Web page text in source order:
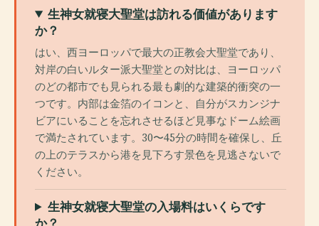
生神女就寝大聖堂は訪れる価値があります
か？
はい、西ヨーロッパで最大の正教会大聖堂であり、
対岸の白いルター派大聖堂との対比は、ヨーロッパ
のどの都市でも見られる最も劇的な建築的衝突の一
つです。内部は金箔のイコンと、自分がスカンジナ
ビアにいることを忘れさせるほど見事なドーム絵画
で満たされています。30〜45分の時間を確保し、丘
の上のテラスから港を見下ろす景色を見逃さないで
ください。
生神女就寝大聖堂の入場料はいくらです
か？